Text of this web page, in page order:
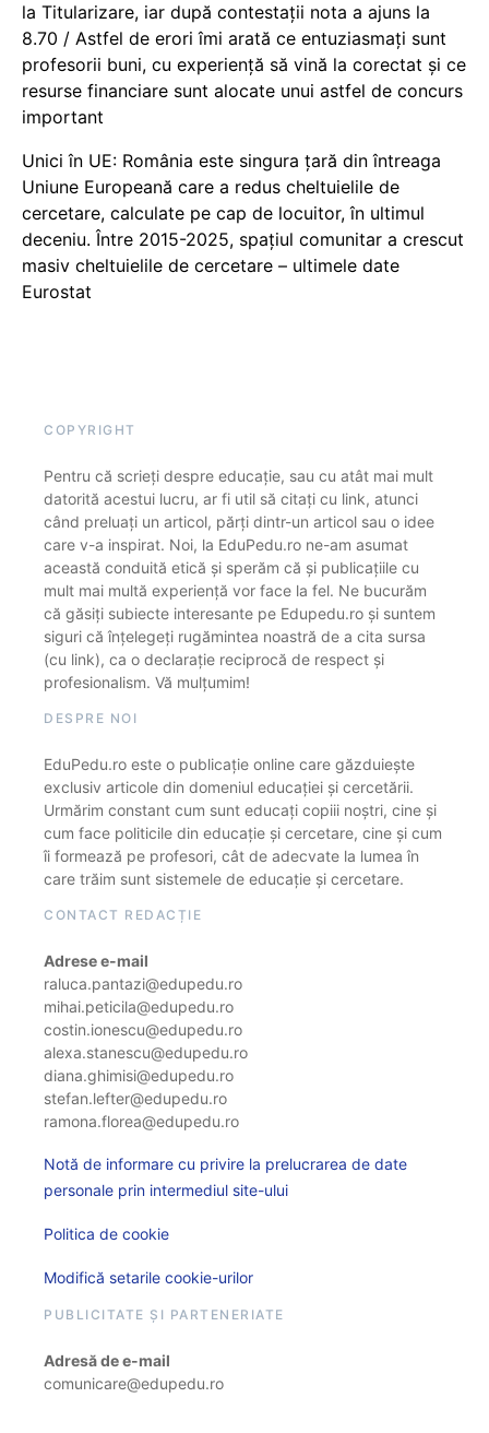
la Titularizare, iar după contestații nota a ajuns la
8.70 / Astfel de erori îmi arată ce entuziasmați sunt
profesorii buni, cu experiență să vină la corectat și ce
resurse financiare sunt alocate unui astfel de concurs
important
Unici în UE: România este singura țară din întreaga
Uniune Europeană care a redus cheltuielile de
cercetare, calculate pe cap de locuitor, în ultimul
deceniu. Între 2015-2025, spațiul comunitar a crescut
masiv cheltuielile de cercetare – ultimele date
Eurostat
COPYRIGHT
Pentru că scrieți despre educație, sau cu atât mai mult
datorită acestui lucru, ar fi util să citați cu link, atunci
când preluați un articol, părți dintr-un articol sau o idee
care v-a inspirat. Noi, la EduPedu.ro ne-am asumat
această conduită etică și sperăm că și publicațiile cu
mult mai multă experiență vor face la fel. Ne bucurăm
că găsiți subiecte interesante pe Edupedu.ro și suntem
siguri că înțelegeți rugămintea noastră de a cita sursa
(cu link), ca o declarație reciprocă de respect și
profesionalism. Vă mulțumim!
DESPRE NOI
EduPedu.ro este o publicație online care găzduiește
exclusiv articole din domeniul educației și cercetării.
Urmărim constant cum sunt educați copiii noștri, cine și
cum face politicile din educație și cercetare, cine și cum
îi formează pe profesori, cât de adecvate la lumea în
care trăim sunt sistemele de educație și cercetare.
CONTACT REDACȚIE
Adrese e-mail
raluca.pantazi@edupedu.ro
mihai.peticila@edupedu.ro
costin.ionescu@edupedu.ro
alexa.stanescu@edupedu.ro
diana.ghimisi@edupedu.ro
stefan.lefter@edupedu.ro
ramona.florea@edupedu.ro
Notă de informare cu privire la prelucrarea de date
personale prin intermediul site-ului
Politica de cookie
Modifică setarile cookie-urilor
PUBLICITATE ȘI PARTENERIATE
Adresă de e-mail
comunicare@edupedu.ro